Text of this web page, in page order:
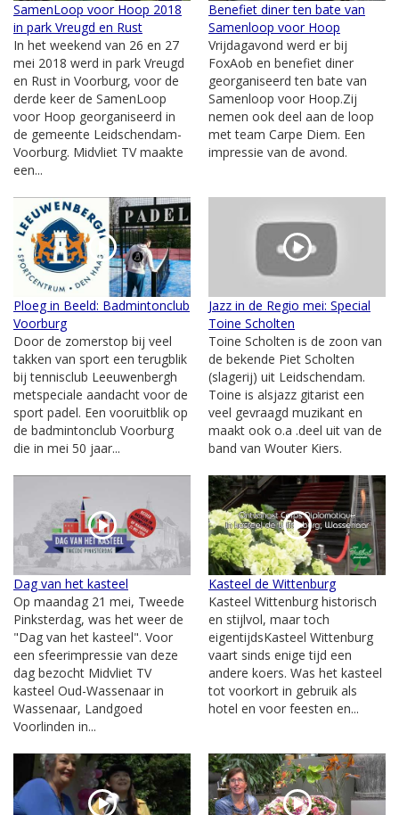
SamenLoop voor Hoop 2018
in park Vreugd en Rust
In het weekend van 26 en 27
mei 2018 werd in park Vreugd
en Rust in Voorburg, voor de
derde keer de SamenLoop
voor Hoop georganiseerd in
de gemeente Leidschendam-
Voorburg. Midvliet TV maakte
een...
Benefiet diner ten bate van
Samenloop voor Hoop
Vrijdagavond werd er bij
FoxAob en benefiet diner
georganiseerd ten bate van
Samenloop voor Hoop.Zij
nemen ook deel aan de loop
met team Carpe Diem. Een
impressie van de avond.
Ploeg in Beeld: Badmintonclub
Voorburg
Door de zomerstop bij veel
takken van sport een terugblik
bij tennisclub Leeuwenbergh
metspeciale aandacht voor de
sport padel. Een vooruitblik op
de badmintonclub Voorburg
die in mei 50 jaar...
Jazz in de Regio mei: Special
Toine Scholten
Toine Scholten is de zoon van
de bekende Piet Scholten
(slagerij) uit Leidschendam.
Toine is alsjazz gitarist een
veel gevraagd muzikant en
maakt ook o.a .deel uit van de
band van Wouter Kiers.
Dag van het kasteel
Op maandag 21 mei, Tweede
Pinksterdag, was het weer de
"Dag van het kasteel". Voor
een sfeerimpressie van deze
dag bezocht Midvliet TV
kasteel Oud-Wassenaar in
Wassenaar, Landgoed
Voorlinden in...
Kasteel de Wittenburg
Kasteel Wittenburg historisch
en stijlvol, maar toch
eigentijdsKasteel Wittenburg
vaart sinds enige tijd een
andere koers. Was het kasteel
tot voorkort in gebruik als
hotel en voor feesten en...